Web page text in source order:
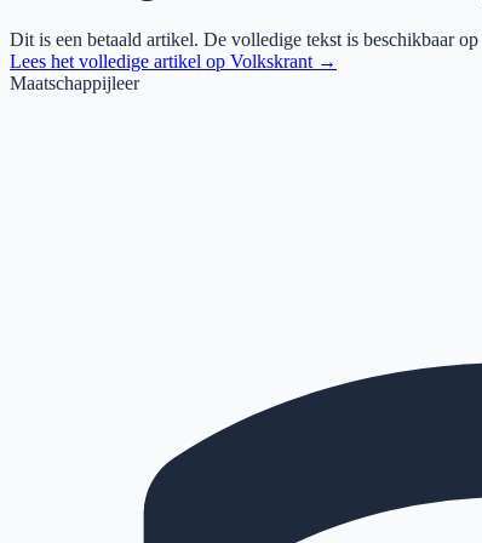
Dit is een betaald artikel. De volledige tekst is beschikbaar op
Lees het volledige artikel op Volkskrant →
Maatschappijleer